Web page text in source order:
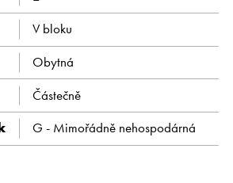
V bloku
Obytná
Částečně
G - Mimořádně nehospodárná